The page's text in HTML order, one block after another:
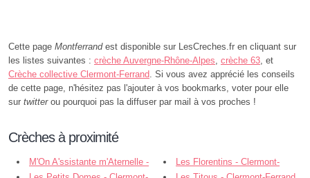
Cette page Montferrandest disponible sur LesCreches.fr en cliquant sur
les listes suivantes : crèche Auvergne-Rhône-Alpes crèche 63 , et
Crèche collective Clermont-Ferrand . Si vous avez apprécié les conseils
de cette page, n'hésitez pas l'ajouter à vos bookmarks, voter pour elle
sur twitterou pourquoi pas la diffuser par mail à vos proches !
Crèches à proximité
M'On A'ssistante m'Aternelle -
Les Florentins - Clermont-